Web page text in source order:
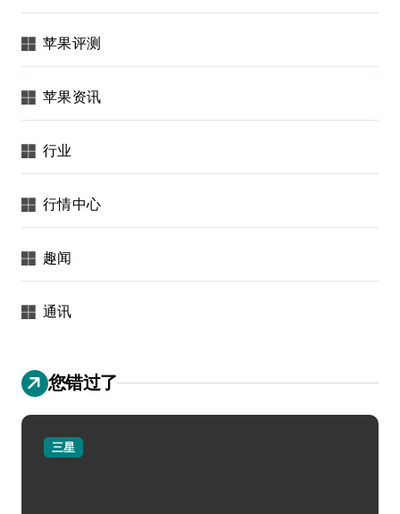
苹果评测
苹果资讯
行业
行情中心
趣闻
通讯
您错过了
三星